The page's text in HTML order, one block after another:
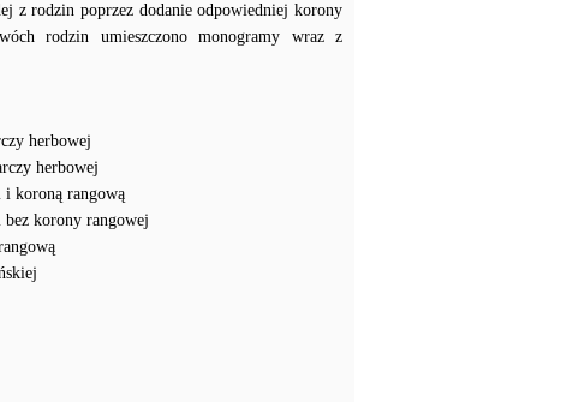
z rodzin poprzez dodanie odpowiedniej korony
rodzin umieszczono monogramy wraz z
herbowej
herbowej
koroną rangową
korony rangowej